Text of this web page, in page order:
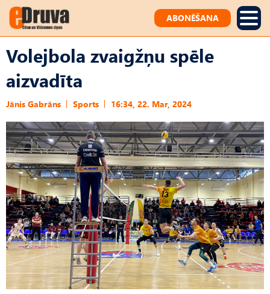
ABONĒŠANA
Volejbola zvaigžņu spēle
aizvadīta
Jānis Gabrāns Sports 16:34, 22. Mar, 2024